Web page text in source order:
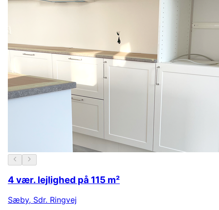
4 vær. lejlighed på 115 m²
Sæby, Sdr. Ringvej